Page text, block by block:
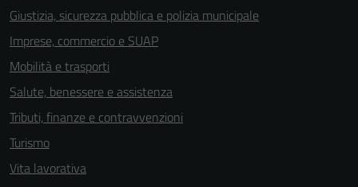
Giustizia, sicurezza pubblica e polizia municipale
Imprese, commercio e SUAP
Mobilità e trasporti
Salute, benessere e assistenza
Tributi, finanze e contravvenzioni
Turismo
Vita lavorativa